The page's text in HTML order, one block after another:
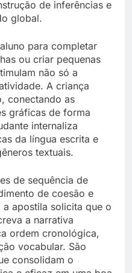
de inferências e
global.
para completar
ou criar pequenas
não só a
A criança
conectando as
gráficas de forma
internaliza
da língua escrita e
textuais.
de sequência de
de coesão e
apostila solicita que o
a narrativa
ordem cronológica,
vocabular. São
consolidam o